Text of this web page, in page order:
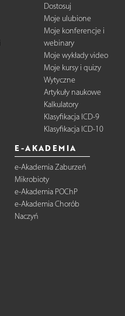
Dostosuj
Moje ulubione
Moje konferencje i
webinary
Moje wykłady video
Moje kursy i quizy
Wytyczne
Artykuły naukowe
Kalkulatory
Klasyfikacja ICD-9
Klasyfikacja ICD-10
E-AKADEMIA
e-Akademia Zaburzeń
Mikrobioty
e-Akademia POChP
e-Akademia Chorób
Naczyń